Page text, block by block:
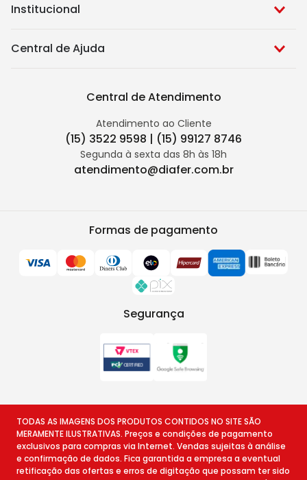
Institucional
Central de Ajuda
Central de Atendimento
Atendimento ao Cliente
(15) 3522 9598 | (15) 99127 8746
Segunda à sexta das 8h às 18h
atendimento@diafer.com.br
Formas de pagamento
Segurança
TODAS AS IMAGENS DOS PRODUTOS CONTIDOS NO SITE SÃO
MERAMENTE ILUSTRATIVAS. Preços e condições de pagamento
exclusivos para compras via Internet. Vendas sujeitas à análise
e confirmação de dados. Fica garantida a empresa a eventual
retificação das ofertas e erros de digitação que possam ter sido